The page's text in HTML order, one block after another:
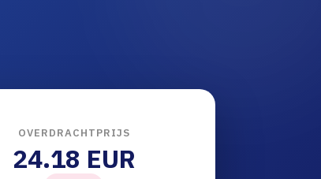
OVERDRACHTPRIJS
24.18 EUR